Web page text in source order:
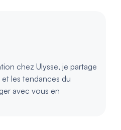
chez Ulysse, je partage
les tendances du
avec vous en